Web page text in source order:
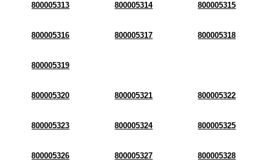
800005313 800005314 800005315
800005316 800005317 800005318
800005319
800005320 800005321 800005322
800005323 800005324 800005325
800005326 800005327 800005328